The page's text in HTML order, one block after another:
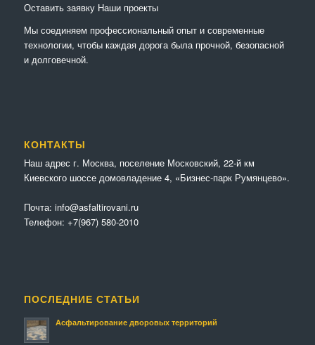
Оставить заявку Наши проекты
Мы соединяем профессиональный опыт и современные
технологии, чтобы каждая дорога была прочной, безопасной
и долговечной.
КОНТАКТЫ
Наш адрес г. Москва, поселение Московский, 22-й км
Киевского шоссе домовладение 4, «Бизнес-парк Румянцево».
Почта: info@asfaltirovani.ru
Телефон: +7(967) 580-2010
ПОСЛЕДНИЕ СТАТЬИ
Асфальтирование дворовых территорий